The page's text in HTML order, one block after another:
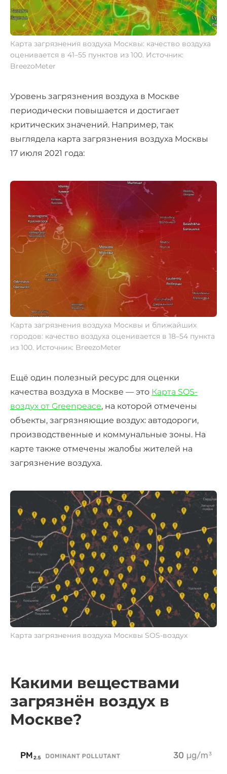
Карта загрязнения воздуха Москвы: качество воздуха
оценивается в 41–55 пунктов из 100. Источник:
BreezoMeter
Уровень загрязнения воздуха в Москве
периодически повышается и достигает
критических значений. Например, так
выглядела карта загрязнения воздуха Москвы
17 июля 2021 года:
Карта загрязнения воздуха Москвы и ближайших
городов: качество воздуха оценивается в 18–54 пункта
из 100. Источник: BreezoMeter
Ещё один полезный ресурс для оценки
качества воздуха в Москве — это Карта SOS-
воздух от Greenpeace, на которой отмечены
объекты, загрязняющие воздух: автодороги,
производственные и коммунальные зоны. На
карте также отмечены жалобы жителей на
загрязнение воздуха.
Карта загрязнения воздуха Москвы SOS-воздух
Какими веществами
загрязнён воздух в
Москве?